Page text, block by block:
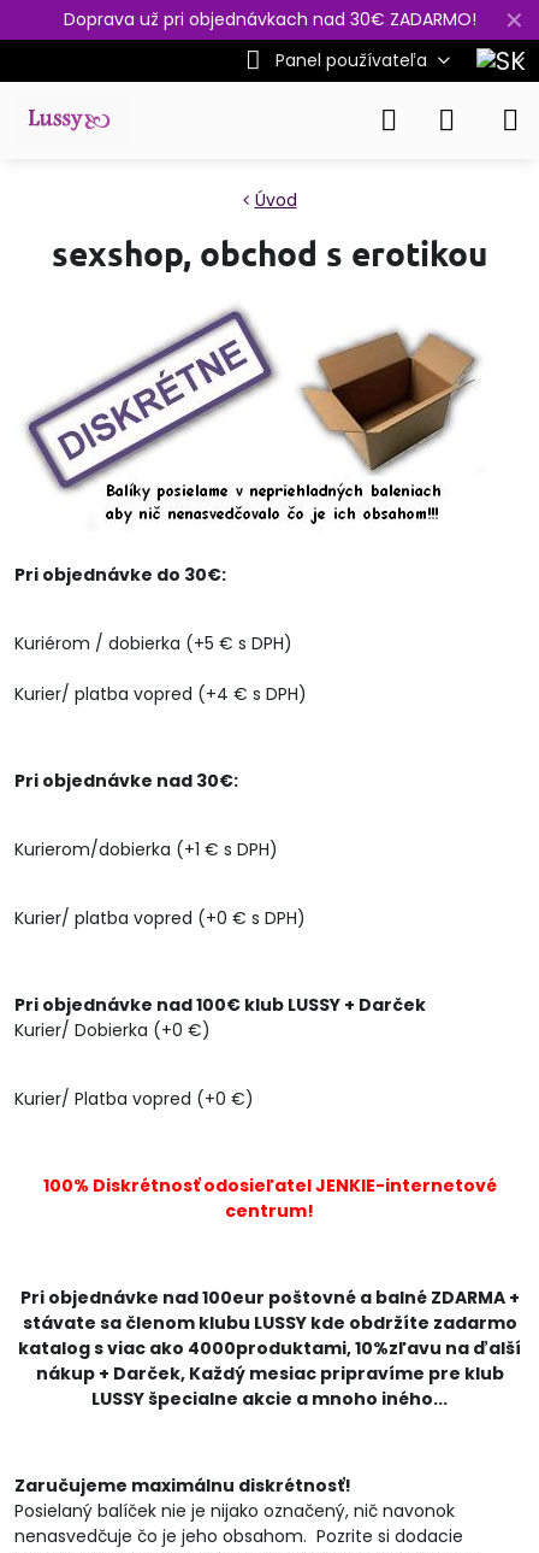
✕
Doprava už pri objednávkach nad 30€ ZADARMO!
Panel používateľa
Úvod
sexshop, obchod s erotikou
Pri objednávke do 30€:
Kuriérom / dobierka (+5 € s DPH)
Kurier/ platba vopred (+4 € s DPH)
Pri objednávke nad 30€:
Kurierom/dobierka (+1 € s DPH)
Kurier/ platba vopred (+0 € s DPH)
Pri objednávke nad 100€ klub LUSSY + Darček
Kurier/ Dobierka (+0 €)
Kurier/ Platba vopred (+0 €)
100% Diskrétnosť odosieľatel JENKIE-internetové
centrum!
Pri objednávke nad 100eur poštovné a balné ZDARMA +
stávate sa členom klubu LUSSY kde obdržíte zadarmo
katalog s viac ako 4000produktami, 10%zľavu na ďalší
nákup + Darček, Každý mesiac pripravíme pre klub
LUSSY špecialne akcie a mnoho iného...
Zaručujeme maximálnu diskrétnosť!
Posielaný balíček nie je nijako označený, nič navonok
nenasvedčuje čo je jeho obsahom. Pozrite si dodacie